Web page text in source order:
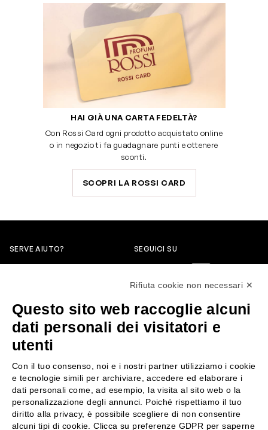
HAI GIÀ UNA CARTA FEDELTÀ?
Con Rossi Card ogni prodotto acquistato online
o in negozio ti fa guadagnare punti e ottenere
sconti.
SCOPRI LA ROSSI CARD
SERVE AIUTO?
servizioclienti@rossiprofumi.it
SEGUICI SU
SERVIZIO CLIENTI
Resi e rimborsi
Pagamenti
Spedizione
Condizioni generali di vendita
Chi siamo
Contattaci
Negozi
Attiva la Rossi Card
Rifiuta cookie non necessari ✕
Questo sito web raccoglie alcuni
dati personali dei visitatori e
utenti
Con il tuo consenso, noi e i nostri partner utilizziamo i cookie
e tecnologie simili per archiviare, accedere ed elaborare i
dati personali come, ad esempio, la visita al sito web o la
personalizzazione degli annunci. Poiché rispettiamo il tuo
diritto alla privacy, è possibile scegliere di non consentire
alcuni tipi di cookie. Clicca su preferenze GDPR per saperne